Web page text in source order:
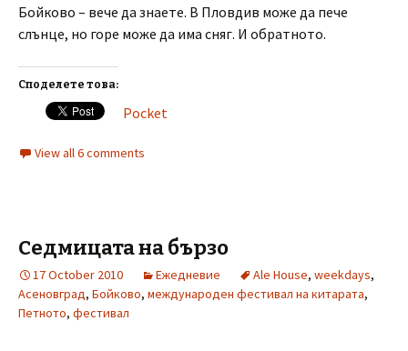
Бойково – вече да знаете. В Пловдив може да пече
слънце, но горе може да има сняг. И обратното.
Споделете това:
Pocket
View all 6 comments
Седмицата на бързо
17 October 2010 Ежедневие Ale House, weekdays,
Асеновград, Бойково, международен фестивал на китарата,
Петното, фестивал